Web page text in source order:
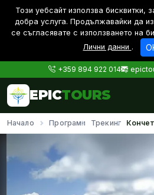
Този уебсайт използва бисквитки,
дoбра услуга. Продължавайки да
се съгласявате с използването на
Лични данни .
+359 894 922 014
EPICTOURS
Начало Програми Трекинг